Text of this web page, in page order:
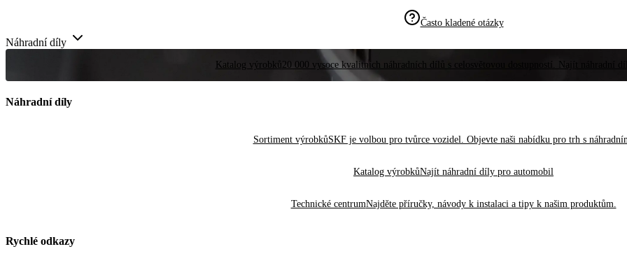
Často kladené otázky
Náhradní díly
Katalog výrobků20 000 vysoce kvalitních náhradních dílů s celosvětovou dostupností. Najít náhradní
Náhradní díly
Sortiment výrobkůSKF je volbou pro tvůrce vozidel. Objevte naši nabídku pro trh s
Katalog výrobkůNajít náhradní díly pro automobil
Technické centrumNajděte příručky, návody k instalaci a tipy k našim produktům.
Rychlé odkazy